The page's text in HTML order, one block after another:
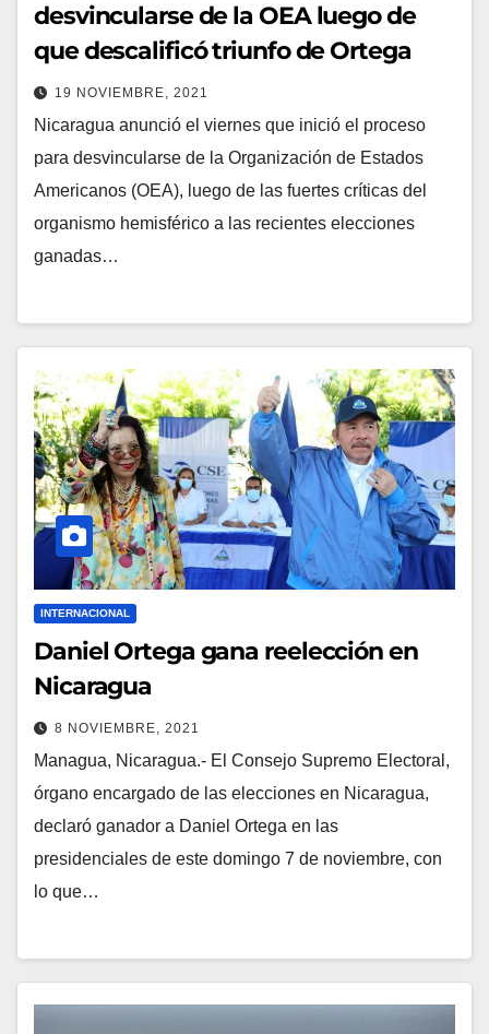
desvincularse de la OEA luego de
que descalificó triunfo de Ortega
19 NOVIEMBRE, 2021
Nicaragua anunció el viernes que inició el proceso
para desvincularse de la Organización de Estados
Americanos (OEA), luego de las fuertes críticas del
organismo hemisférico a las recientes elecciones
ganadas…
INTERNACIONAL
Daniel Ortega gana reelección en
Nicaragua
8 NOVIEMBRE, 2021
Managua, Nicaragua.- El Consejo Supremo Electoral,
órgano encargado de las elecciones en Nicaragua,
declaró ganador a Daniel Ortega en las
presidenciales de este domingo 7 de noviembre, con
lo que…